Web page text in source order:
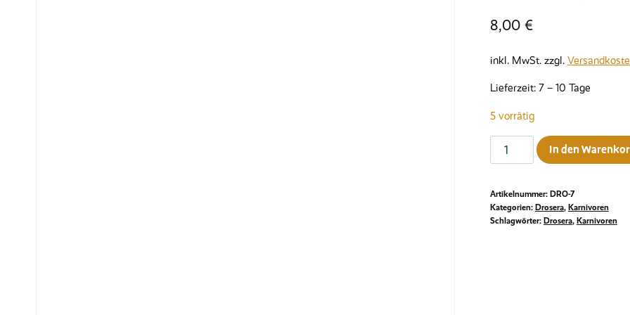
8,00 €
inkl. MwSt. zzgl.
Lieferzeit: 7 – 10 Tage
5 vorrätig
Drosera
capensis
Menge
In den
Artikelnummer: DRO-7
Kategorien: Drosera, Karnivoren
Schlagwörter: Drosera, Karnivoren